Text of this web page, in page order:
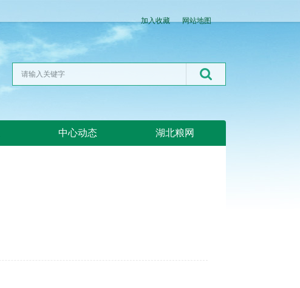
加入收藏 网站地图
中心动态 湖北粮网